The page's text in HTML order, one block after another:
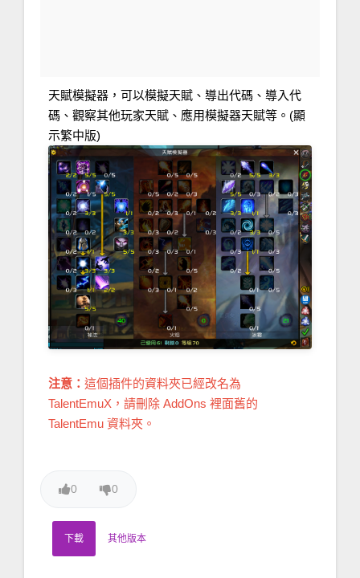
天賦模擬器，可以模擬天賦、導出代碼、導入代
碼、觀察其他玩家天賦、應用模擬器天賦等。(顯
示繁中版)
注意： 這個插件的資料夾已經改名為
TalentEmuX，請刪除 AddOns 裡面舊的
TalentEmu 資料夾。
0 0
下載 其他版本